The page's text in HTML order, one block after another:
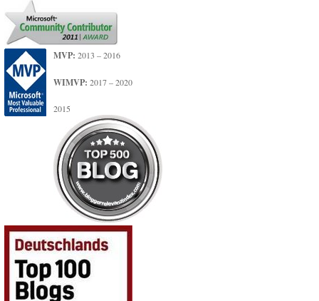
MVP: 2013 – 2016
WIMVP: 2017 – 2020
2015